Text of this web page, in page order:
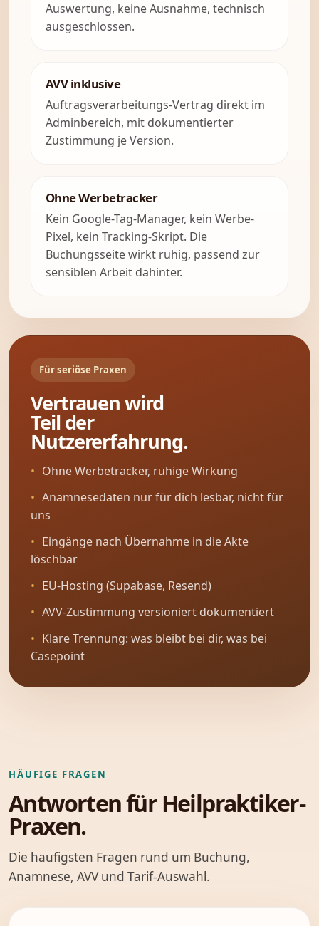
Auswertung, keine Ausnahme, technisch
ausgeschlossen.
AVV inklusive
Auftragsverarbeitungs-Vertrag direkt im
Adminbereich, mit dokumentierter
Zustimmung je Version.
Ohne Werbetracker
Kein Google-Tag-Manager, kein Werbe-
Pixel, kein Tracking-Skript. Die
Buchungsseite wirkt ruhig, passend zur
sensiblen Arbeit dahinter.
Für seriöse Praxen
Vertrauen wird
Teil der
Nutzererfahrung.
Ohne Werbetracker, ruhige Wirkung
Anamnesedaten nur für dich lesbar, nicht für
uns
Eingänge nach Übernahme in die Akte
löschbar
EU-Hosting (Supabase, Resend)
AVV-Zustimmung versioniert dokumentiert
Klare Trennung: was bleibt bei dir, was bei
Casepoint
HÄUFIGE FRAGEN
Antworten für Heilpraktiker-
Praxen.
Die häufigsten Fragen rund um Buchung,
Anamnese, AVV und Tarif-Auswahl.